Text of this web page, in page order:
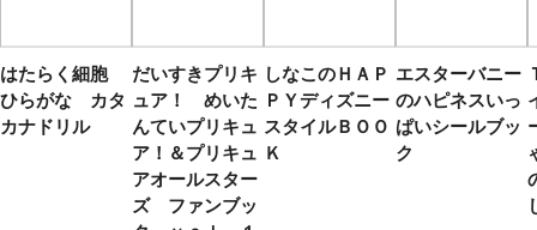
はたらく細胞
ひらがな カタ
カナドリル
だいすきプリキ
ュア！ めいた
んていプリキュ
ア！＆プリキュ
アオールスター
ズ ファンブッ
しなこのＨＡＰ
ＰＹディズニー
スタイルＢＯＯ
Ｋ
エスターバニー
のハピネスいっ
ぱいシールブッ
ク